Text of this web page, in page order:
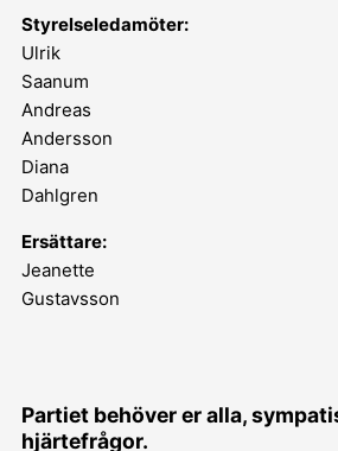
Styrelseledamöter:
Ulrik
Saanum
Andreas
Andersson
Diana
Dahlgren
Ersättare:
Jeanette
Gustavsson
Partiet behöver er alla,
hjärtefrågor.